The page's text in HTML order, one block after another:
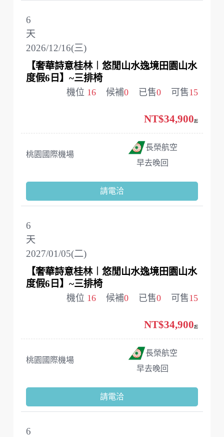
2026/12/16(三)
6
天
【奢華詩意桂林︱悠閒山水逸境田園山水
度假6日】~三排椅
機位 16 候補0 已售0 可售15
桃園國際機場
長榮航空
早去晚回
NT$34,900起
請電洽
2027/01/05(二)
6
天
【奢華詩意桂林︱悠閒山水逸境田園山水
度假6日】~三排椅
機位 16 候補0 已售0 可售15
桃園國際機場
長榮航空
早去晚回
NT$34,900起
請電洽
6